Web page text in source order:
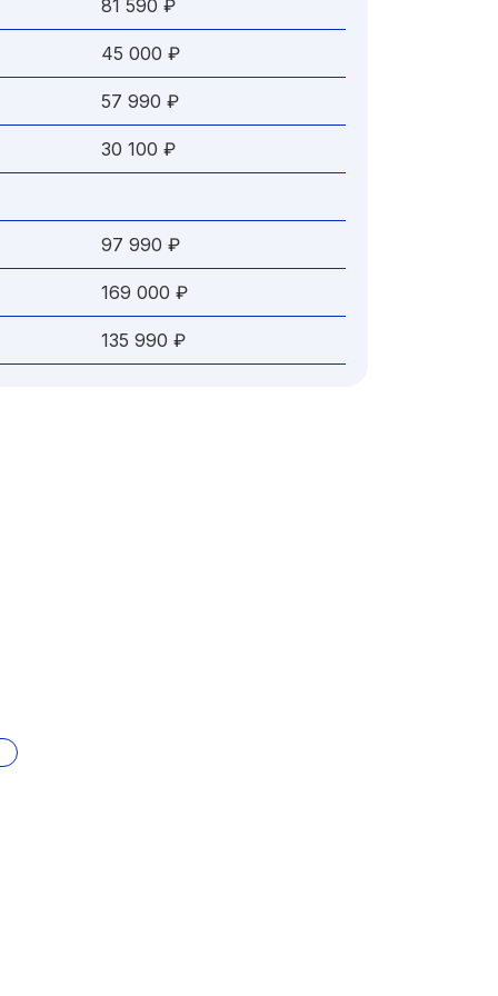
81 590 ₽
45 000 ₽
57 990 ₽
30 100 ₽
97 990 ₽
169 000 ₽
135 990 ₽